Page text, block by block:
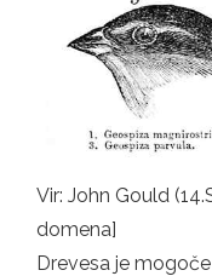
Vir: John Gould
domena]
Drevesa je